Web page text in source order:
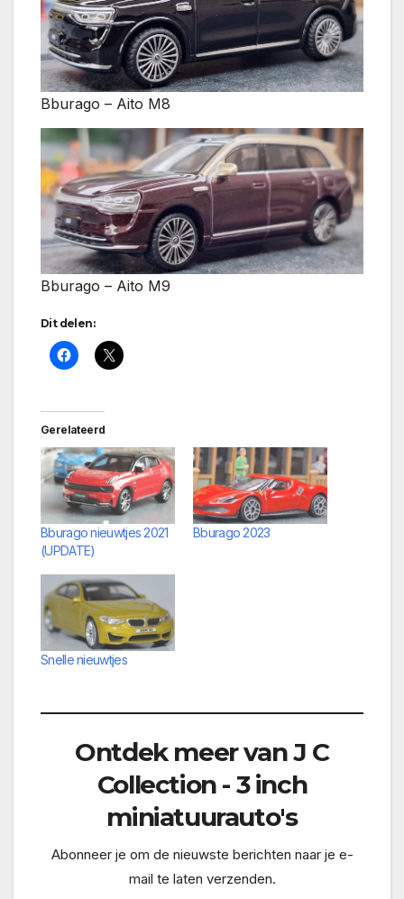
Bburago – Aito M8
Bburago – Aito M9
Dit delen:
Gerelateerd
Bburago nieuwtjes 2021
(UPDATE)
Bburago 2023
Snelle nieuwtjes
Ontdek meer van J C
Collection - 3 inch
miniatuurauto's
Abonneer je om de nieuwste berichten naar je e-
mail te laten verzenden.